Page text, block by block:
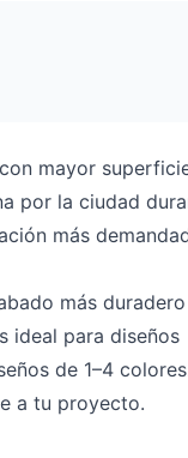
mayor
por la ciudad
más
más
ideal para diseños
de 1–4
a tu proyecto.